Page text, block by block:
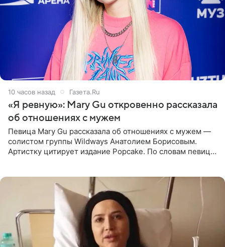
10 часов назад Газета.Ru
«Я ревную»: Mary Gu откровенно рассказала
об отношениях с мужем
Певица Mary Gu рассказала об отношениях с мужем —
солистом группы Wildways Анатолием Борисовым.
Артистку цитирует издание Popcake. По словам певицы,